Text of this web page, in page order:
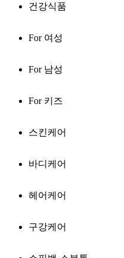
건강식품
For 여성
For 남성
For 키즈
스킨케어
바디케어
헤어케어
구강케어